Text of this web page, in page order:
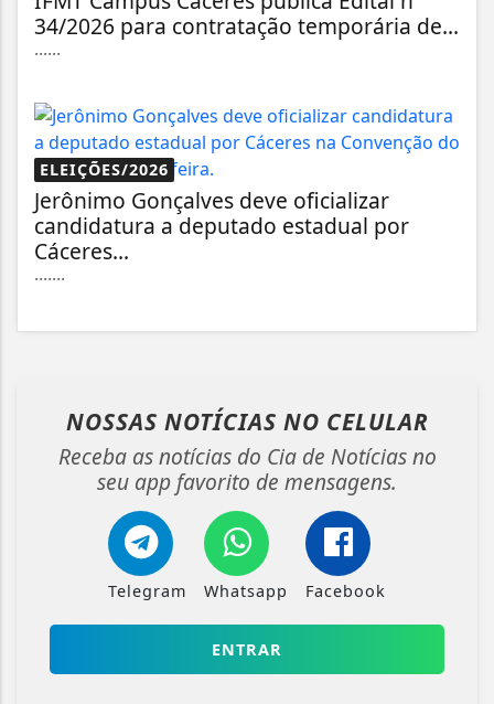
34/2026 para contratação temporária de...
......
ELEIÇÕES/2026
Jerônimo Gonçalves deve oficializar
candidatura a deputado estadual por
Cáceres...
.......
NOSSAS NOTÍCIAS NO CELULAR
Receba as notícias do Cia de Notícias no
seu app favorito de mensagens.
Telegram Whatsapp Facebook
ENTRAR